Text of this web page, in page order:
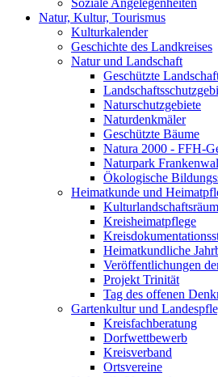
Soziale Angelegenheiten
Natur, Kultur, Tourismus
Kulturkalender
Geschichte des Landkreises
Natur und Landschaft
Geschützte
Naturschutzgebiete
Naturdenkmäler
Geschützte Bäume
Natura 2000 - FFH-
Naturpark
Ökologische
Heimatkunde und
Kreisheimatpflege
Heimatkundliche
Veröffentlichungen
Projekt Trinität
Tag des offenen
Gartenkultur und
Kreisfachberatung
Dorfwettbewerb
Kreisverband
Ortsvereine